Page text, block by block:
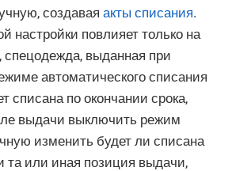
создавая акты списания.
настройки повлияет только на
выданная при
автоматического списания
списана по окончании срока,
выдачи выключить режим
изменить будет ли списана
та или иная позиция выдачи,